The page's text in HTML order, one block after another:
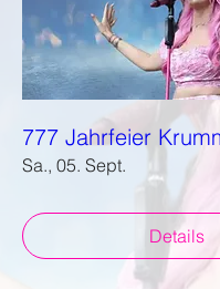
777 Jahrfeier
Sa., 05. Sept.
Details